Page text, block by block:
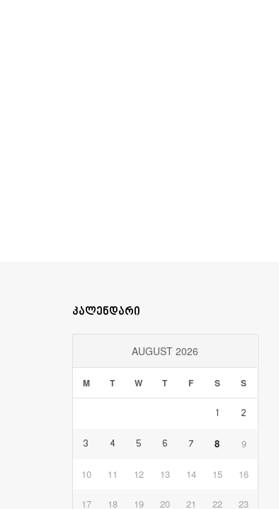
კალენდარი
AUGUST 2026
M T W T F S S
1 2
3 4 5 6 7 8 9
10 11 12 13 14 15 16
17 18 19 20 21 22 23